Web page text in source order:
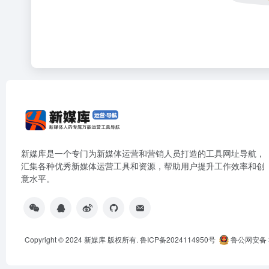
新媒库是一个专门为新媒体运营和营销人员打造的工具网址导航，
汇集各种优秀新媒体运营工具和资源，帮助用户提升工作效率和创
意水平。
Copyright © 2024 新媒库 版权所有. 鲁ICP备2024114950号 鲁公网安